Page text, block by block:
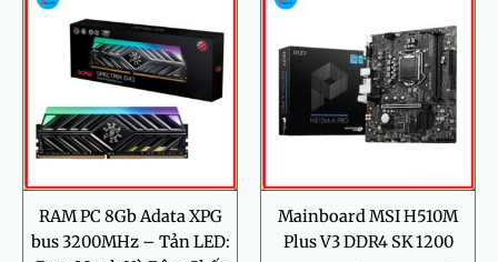
RAM PC 8Gb Adata XPG
bus 3200MHz – Tản LED:
Mainboard MSI H510M
Plus V3 DDR4 SK 1200
1.780.000 ₫.
tại
là:
1.580.000